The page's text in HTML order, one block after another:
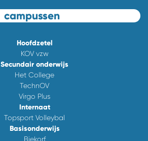
campussen
Hoofdzetel
KOV vzw
Secundair onderwijs
Het College
TechnOV
Virgo Plus
Internaat
Topsport Volleybal
Basisonderwijs
Biekorf